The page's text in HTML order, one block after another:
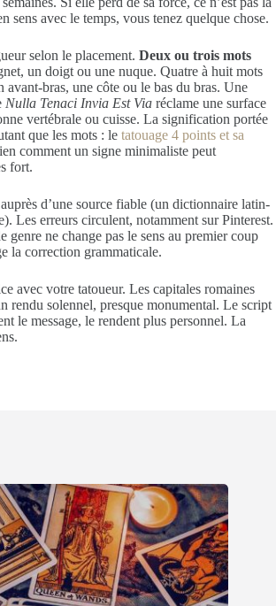
sens avec le temps, vous tenez quelque chose.
selon le placement. Deux ou trois mots
un doigt ou une nuque. Quatre à huit mots
avant-bras, une côte ou le bas du bras. Une
Nulla Tenaci Invia Est Via réclame une surface
vertébrale ou cuisse. La signification portée
que les mots : le tatouage 4 points et sa
comment un signe minimaliste peut
fort.
d’une source fiable (un dictionnaire latin-
Les erreurs circulent, notamment sur Pinterest.
genre ne change pas le sens au premier coup
la correction grammaticale.
avec votre tatoueur. Les capitales romaines
rendu solennel, presque monumental. Le script
le message, le rendent plus personnel. La